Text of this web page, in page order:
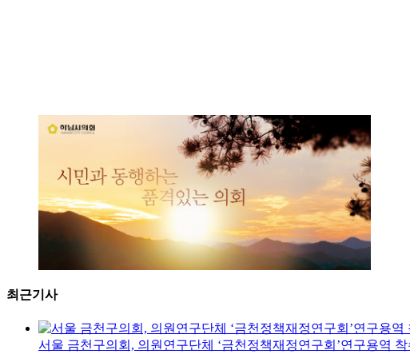
최근기사
서울 금천구의회, 의원연구단체 ‘금천정책재정연구회’연구용역 착